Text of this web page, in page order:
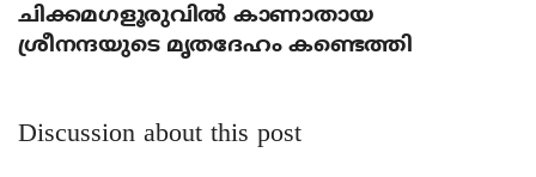
ചിക്കമഗളൂരുവില്‍ കാണാതായ
ശ്രീനന്ദയുടെ മൃതദേഹം കണ്ടെത്തി
Discussion about this post